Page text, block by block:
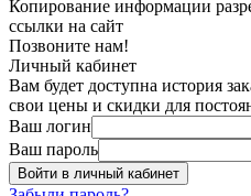
Копирование информации
ссылки на сайт
Позвоните нам!
Личный кабинет
Вам будет доступна история
свои цены и скидки для
Ваш логин
Ваш пароль
Войти в личный кабинет